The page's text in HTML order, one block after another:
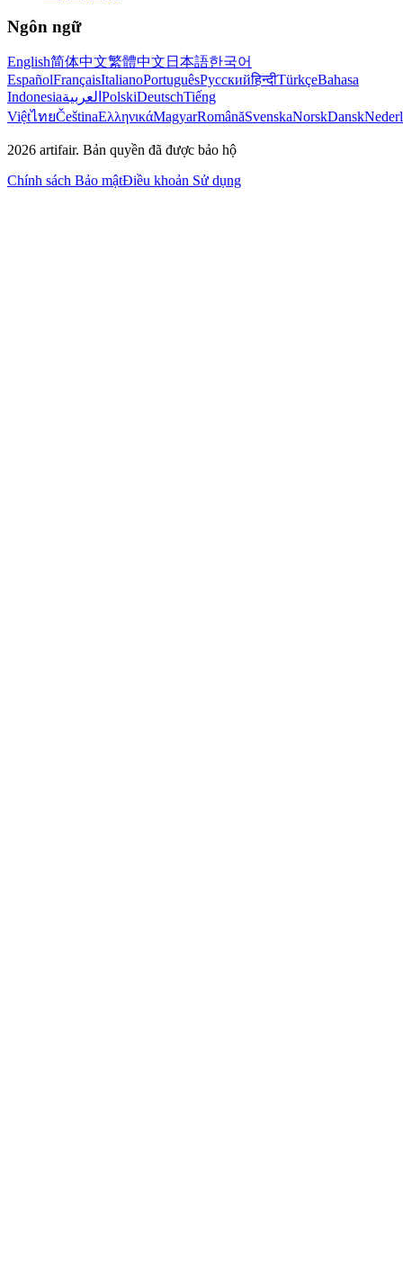
Ngôn ngữ
English简体中文繁體中文 日本語한국어
EspañolFrançaisItalianoPortuguêsРусскийहिन्दीTürkçeBahasa
Indonesiaالعربية PolskiDeutschTiếng
ViệtไทยČeštinaΕλληνικάMagyarRomânăSvenskaNorskDansk
2026 artifair. Bản quyền đã được bảo hộ
Chính sách Bảo mậtĐiều khoản Sử dụng